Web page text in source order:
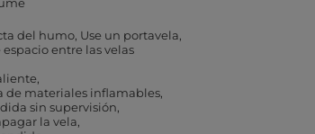
del humo Use un portavela
entre las velas
de materiales inflamables
sin supervisión
la vela